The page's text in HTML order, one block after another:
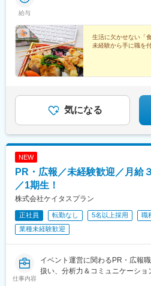
給与
生活に欠かせない「
未経験から手に職を
気になる
NEW
PR・広報／未経験歓迎／月給
／1期生！
株式会社ケイタスプラン
正社員 転勤なし 5名以上採用
職
業種未経験歓迎
仕事内容
イベント運営に関わるPR・広報
扱い、分析力＆コミュニケーシ